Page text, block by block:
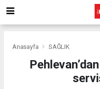
Anasayfa SAĞLIK